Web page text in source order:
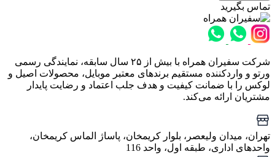
تماس بگیرید
شرکت سفیران همراه با بیش از ۲۵ سال سابقه، نمایندگی رسمی
ورتو و واردکننده مستقیم برندهای معتبر موبایل، محصولات اصیل و
لوکس را با ضمانت کیفیت و هدف جلب اعتماد و رضایت پایدار
مشتریان ارائه می‌کند.
تهران، میدان ولیعصر، بلوار کریمخان، پاساژ الماس کریمخان،
واحدهای اداری، طبقه اول، واحد 116